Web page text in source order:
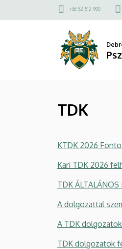
Pszichológiai
a
Felső
menü
+36 52 512 900
TDK
KTDK 2026
Kari TDK 2026
TDK
A dolgozattal
A TDK
TDK dolgozatok